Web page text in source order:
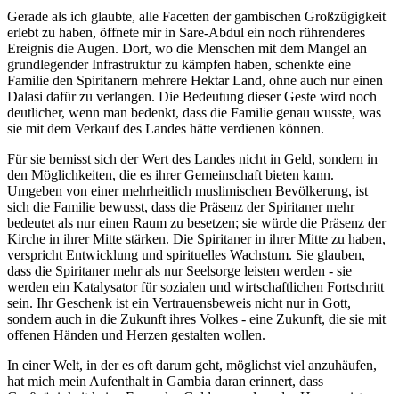
Gerade als ich glaubte, alle Facetten der gambischen Großzügigkeit
erlebt zu haben, öffnete mir in Sare-Abdul ein noch rührenderes
Ereignis die Augen. Dort, wo die Menschen mit dem Mangel an
grundlegender Infrastruktur zu kämpfen haben, schenkte eine
Familie den Spiritanern mehrere Hektar Land, ohne auch nur einen
Dalasi dafür zu verlangen. Die Bedeutung dieser Geste wird noch
deutlicher, wenn man bedenkt, dass die Familie genau wusste, was
sie mit dem Verkauf des Landes hätte verdienen können.
Für sie bemisst sich der Wert des Landes nicht in Geld, sondern in
den Möglichkeiten, die es ihrer Gemeinschaft bieten kann.
Umgeben von einer mehrheitlich muslimischen Bevölkerung, ist
sich die Familie bewusst, dass die Präsenz der Spiritaner mehr
bedeutet als nur einen Raum zu besetzen; sie würde die Präsenz der
Kirche in ihrer Mitte stärken. Die Spiritaner in ihrer Mitte zu haben,
verspricht Entwicklung und spirituelles Wachstum. Sie glauben,
dass die Spiritaner mehr als nur Seelsorge leisten werden - sie
werden ein Katalysator für sozialen und wirtschaftlichen Fortschritt
sein. Ihr Geschenk ist ein Vertrauensbeweis nicht nur in Gott,
sondern auch in die Zukunft ihres Volkes - eine Zukunft, die sie mit
offenen Händen und Herzen gestalten wollen.
In einer Welt, in der es oft darum geht, möglichst viel anzuhäufen,
hat mich mein Aufenthalt in Gambia daran erinnert, dass